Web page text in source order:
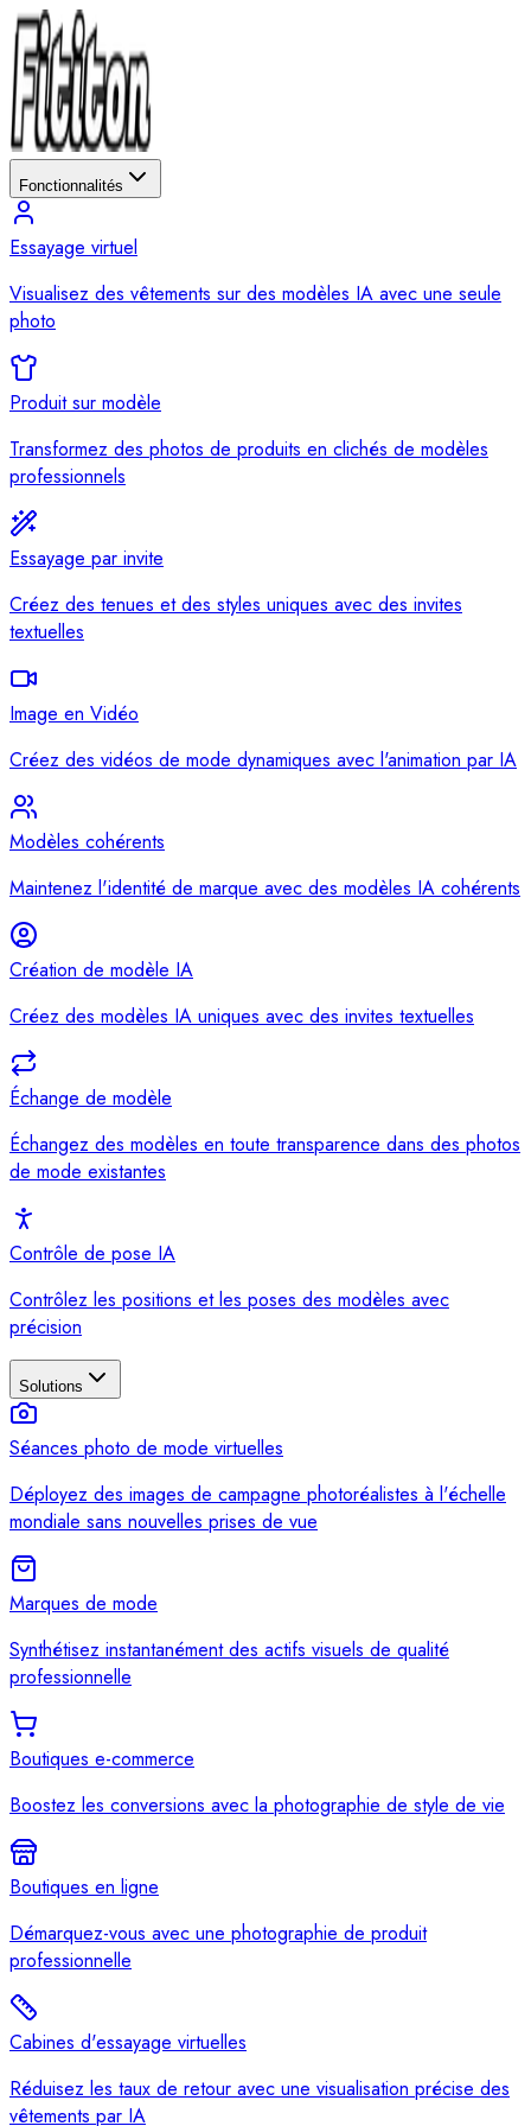
Fonctionnalités
Essayage virtuel
Visualisez des vêtements sur des modèles IA avec une seule
photo
Produit sur modèle
Transformez des photos de produits en clichés de modèles
professionnels
Essayage par invite
Créez des tenues et des styles uniques avec des invites
textuelles
Image en Vidéo
Créez des vidéos de mode dynamiques avec l'animation par IA
Modèles cohérents
Maintenez l'identité de marque avec des modèles IA cohérents
Création de modèle IA
Créez des modèles IA uniques avec des invites textuelles
Échange de modèle
Échangez des modèles en toute transparence dans des photos
de mode existantes
Contrôle de pose IA
Contrôlez les positions et les poses des modèles avec
précision
Solutions
Séances photo de mode virtuelles
Déployez des images de campagne photoréalistes à l'échelle
mondiale sans nouvelles prises de vue
Marques de mode
Synthétisez instantanément des actifs visuels de qualité
professionnelle
Boutiques e-commerce
Boostez les conversions avec la photographie de style de vie
Boutiques en ligne
Démarquez-vous avec une photographie de produit
professionnelle
Cabines d'essayage virtuelles
Réduisez les taux de retour avec une visualisation précise des
vêtements par IA